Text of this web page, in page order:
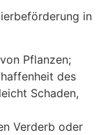
in
Pflanzen;
des
Schaden,
Verderb oder